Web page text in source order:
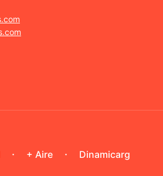
+ Aire Dinamicarg